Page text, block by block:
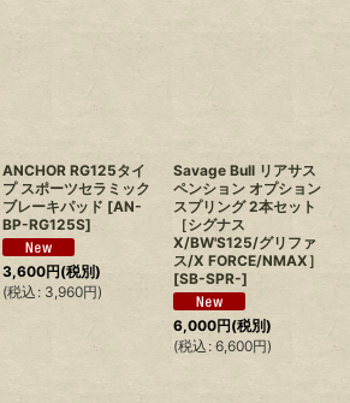
ANCHOR RG125タイ
プ スポーツセラミック
ブレーキパッド [AN-
BP-RG125S]
3,600円(税別)
(税込 : 3,960円)
Savage Bull リアサス
ペンション オプション
スプリング 2本セット
［シグナス
X/BW'S125/グリファ
ス/X FORCE/NMAX］
[SB-SPR-]
6,000円(税別)
(税込 : 6,600円)